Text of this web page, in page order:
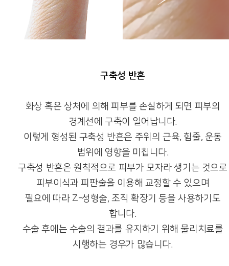
구축성 반흔
화상 혹은 상처에 의해 피부를 손실하게 되면 피부의
경계선에 구축이 일어납니다.
이렇게 형성된 구축성 반흔은 주위의 근육, 힘줄, 운동
범위에 영향을 미칩니다.
구축성 반흔은 원칙적으로 피부가 모자라 생기는 것으로
피부이식과 피판술을 이용해 교정할 수 있으며
필요에 따라 Z-성형술, 조직 확장기 등을 사용하기도
합니다.
수술 후에는 수술의 결과를 유지하기 위해 물리치료를
시행하는 경우가 많습니다.